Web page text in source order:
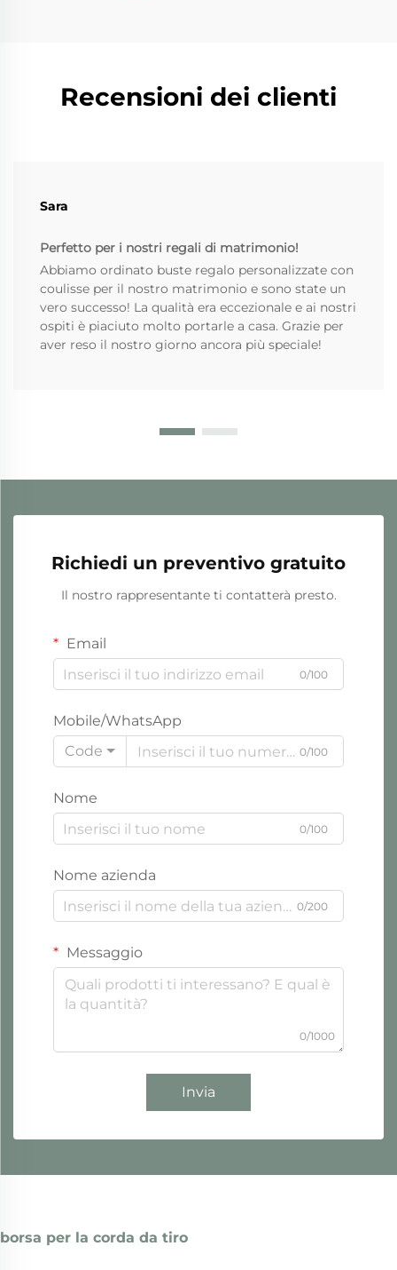
Recensioni dei clienti
Sara
Perfetto per i nostri regali di matrimonio!
Abbiamo ordinato buste regalo personalizzate con
coulisse per il nostro matrimonio e sono state un
vero successo! La qualità era eccezionale e ai nostri
ospiti è piaciuto molto portarle a casa. Grazie per
aver reso il nostro giorno ancora più speciale!
Richiedi un preventivo gratuito
Il nostro rappresentante ti contatterà presto.
Email
0/100
Mobile/WhatsApp
Code
0/100
Nome
0/100
Nome azienda
0/200
Messaggio
0/1000
Invia
borsa per la corda da tiro